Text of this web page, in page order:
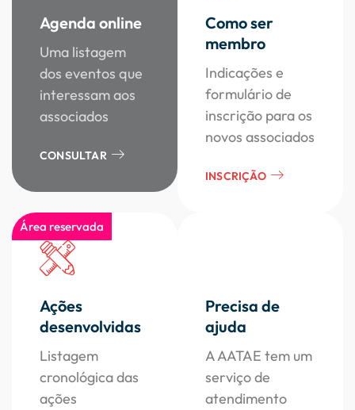
Agenda online
Uma listagem
dos eventos que
interessam aos
associados
CONSULTAR
Como ser
membro
Indicações e
formulário de
inscrição para os
novos associados
INSCRIÇÃO
Ações
desenvolvidas
Listagem
cronológica das
ações
Área reservada
Precisa de
ajuda
A AATAE tem um
serviço de
atendimento